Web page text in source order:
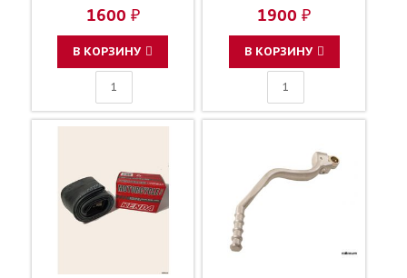
1600 ₽
В КОРЗИНУ
1900 ₽
В КОРЗИНУ